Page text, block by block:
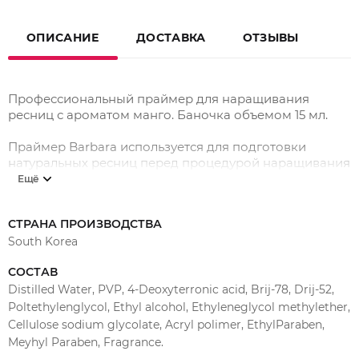
ОПИСАНИЕ ДОСТАВКА ОТЗЫВЫ
Профессиональный праймер для наращивания
ресниц с ароматом манго. Баночка объемом 15 мл.
Праймер Barbara используется для подготовки
натуральных ресниц перед процедурой наращивания
ресниц. Используется после нанесения
сцепку клея и продлевает срок носки ресниц.
микробраш и обработайте натуральные ресницы от
основания до кончика, не задевая кожу век. Для
удобства используйте деревянный шпатель или
второй микробраш.
Ещё
СТРАНА ПРОИЗВОДСТВА
South Korea
СОСТАВ
Distilled Water, PVP, 4-Deoxyterronic acid, Brij-78, Drij-52,
Poltethylenglycol, Ethyl alcohol, Ethyleneglycol methylether,
Cellulose sodium glycolate, Acryl polimer, EthylParaben,
Meyhyl Paraben, Fragrance.